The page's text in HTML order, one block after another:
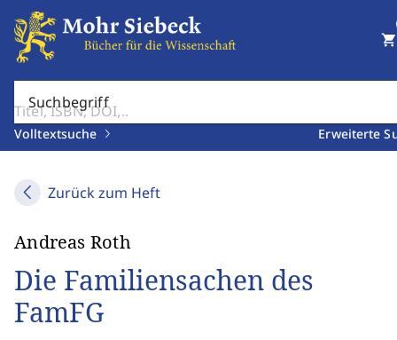
Suchbegriff
Volltextsuche Erweiterte
shopping_cart
Zurück zum Heft
Andreas Roth
Die Familiensachen des
FamFG